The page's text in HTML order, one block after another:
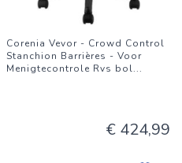
Corenia Vevor - Crowd Control
Stanchion Barrières - Voor
Menigtecontrole Rvs bol...
€ 424,99